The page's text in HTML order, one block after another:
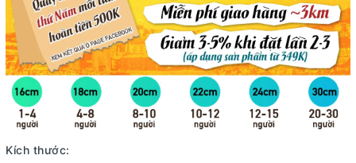
Kích thước: